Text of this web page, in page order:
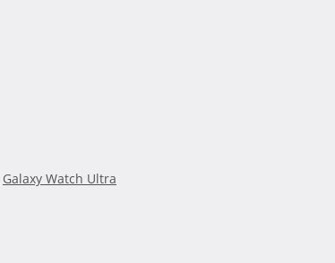
Galaxy Watch Ultra